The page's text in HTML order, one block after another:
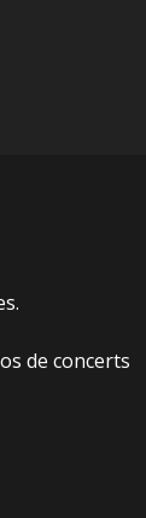
de concerts